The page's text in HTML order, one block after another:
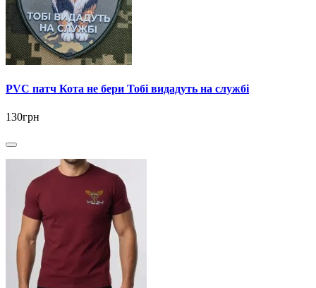
PVC патч Кота не бери Тобі видадуть на службі
130грн